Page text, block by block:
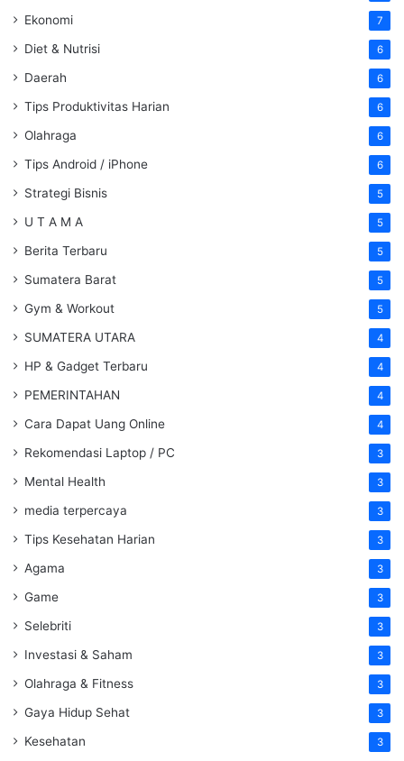
Ekonomi 7
Diet & Nutrisi 6
Daerah 6
Tips Produktivitas Harian 6
Olahraga 6
Tips Android / iPhone 6
Strategi Bisnis 5
U T A M A 5
Berita Terbaru 5
Sumatera Barat 5
Gym & Workout 5
SUMATERA UTARA 4
HP & Gadget Terbaru 4
PEMERINTAHAN 4
Cara Dapat Uang Online 4
Rekomendasi Laptop / PC 3
Mental Health 3
media terpercaya 3
Tips Kesehatan Harian 3
Agama 3
Game 3
Selebriti 3
Investasi & Saham 3
Olahraga & Fitness 3
Gaya Hidup Sehat 3
Kesehatan 3